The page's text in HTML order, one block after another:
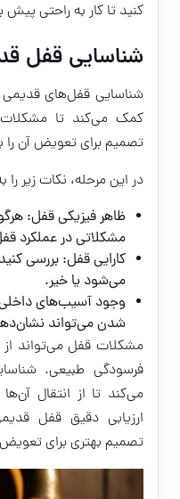
کنید تا کار به راحتی پیش
شناسایی قفل
شناسایی قفل‌های
کمک می‌کند تا مشکلات
تصمیم برای تعویض آن را
در این مرحله، نکات زیر
ظاهر فیزیکی قفل:
مشکلاتی در عملکرد
کارایی قفل: بررسی
می‌شود یا خیر.
وجود آسیب‌های
شدن می‌تواند
مشکلات قفل می‌تواند
فرسودگی طبیعی.
می‌کند تا از انتقال
ارزیابی دقیق قفل
تصمیم بهتری برای تعویض